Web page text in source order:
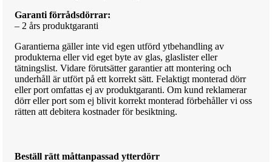
Garanti förrådsdörrar:
– 2 års produktgaranti
Garantierna gäller inte vid egen utförd ytbehandling av
produkterna eller vid eget byte av glas, glaslister eller
tätningslist. Vidare förutsätter garantier att montering och
underhåll är utfört på ett korrekt sätt. Felaktigt monterad dörr
eller port omfattas ej av produktgaranti. Om kund reklamerar
dörr eller port som ej blivit korrekt monterad förbehåller vi oss
rätten att debitera kostnader för besiktning.
Beställ rätt måttanpassad ytterdörr